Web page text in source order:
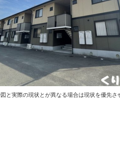
と実際の現状とが異なる場合は現状を優先さ